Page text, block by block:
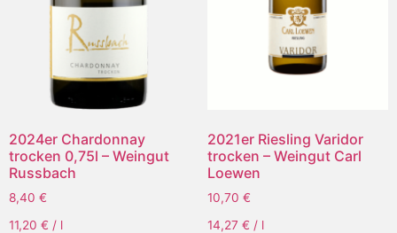
2024er Chardonnay
trocken 0,75l – Weingut
Russbach
8,40 €
11,20 € / l
2021er Riesling Varidor
trocken – Weingut Carl
Loewen
10,70 €
14,27 € / l